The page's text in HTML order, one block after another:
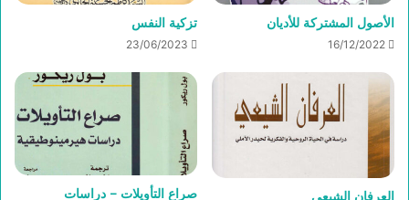
الأصول المشتركة للأديان
16/12/2022
تزكية النفس
23/06/2023
العرفان الشيعي صراع التأويلات – دراسات